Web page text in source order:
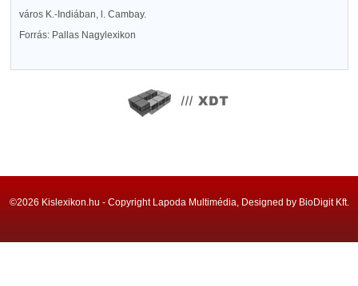
város K.-Indiában, l. Cambay.
Forrás: Pallas Nagylexikon
©2026 Kislexikon.hu - Copyright Lapoda Multimédia, Designed by BioDigit Kft.